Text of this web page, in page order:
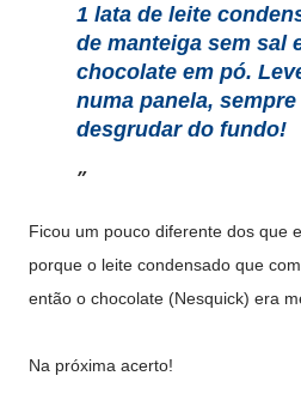
1 lata de leite
de manteiga sem sal
chocolate em pó.
numa panela,
desgrudar do fundo!
Ficou um pouco diferente dos que
porque o leite condensado que
então o chocolate (Nesquick) era
Na próxima acerto!